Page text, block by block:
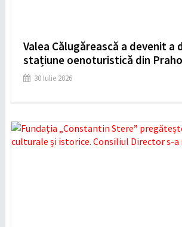
Valea Călugărească a devenit a
stațiune oenoturistică din
30 Iulie 2026